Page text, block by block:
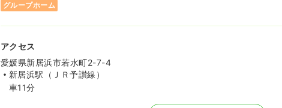
グループホーム
アクセス
愛媛県新居浜市若水町2-7-4
新居浜駅（ＪＲ予讃線）
車11分